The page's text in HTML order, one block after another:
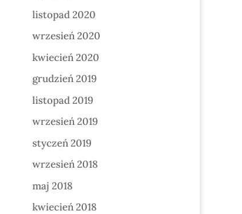
listopad 2020
wrzesień 2020
kwiecień 2020
grudzień 2019
listopad 2019
wrzesień 2019
styczeń 2019
wrzesień 2018
maj 2018
kwiecień 2018